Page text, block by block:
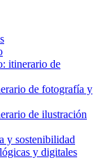
itinerario de
de fotografía y
de ilustración
y sostenibilidad
y digitales